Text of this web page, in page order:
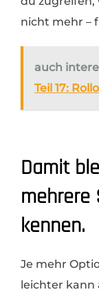
nicht mehr –
auch
Teil 17:
Damit
mehrere
kennen.
Je mehr
leichter kann